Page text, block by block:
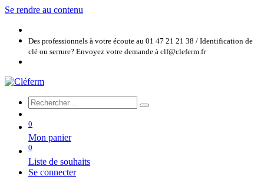
Se rendre au contenu
Des professionnels à votre écoute au 01 47 21 21 38 / Identification de
clé ou serrure? Envoyez votre demande à clf@cleferm.fr
0
Mon panier
0
Liste de souhaits
Se connecter